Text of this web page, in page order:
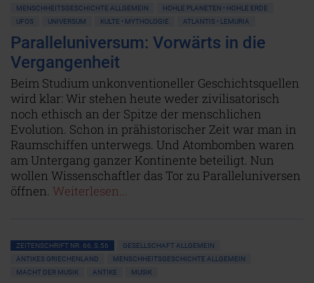
MENSCHHEITSGESCHICHTE ALLGEMEIN
HOHLE PLANETEN • HOHLE ERDE
UFOS
UNIVERSUM KULTE • MYTHOLOGIE ATLANTIS • LEMURIA
Paralleluniversum: Vorwärts in die
Vergangenheit
Beim Studium unkonventioneller Geschichtsquellen
wird klar: Wir stehen heute weder zivilisatorisch
noch ethisch an der Spitze der menschlichen
Evolution. Schon in prähistorischer Zeit war man in
Raumschiffen unterwegs. Und Atombomben waren
am Untergang ganzer Kontinente beteiligt. Nun
wollen Wissenschaftler das Tor zu Paralleluniversen
öffnen. Weiterlesen...
ZEITENSCHRIFT NR. 66, S.56
GESELLSCHAFT ALLGEMEIN
ANTIKES GRIECHENLAND
MENSCHHEITSGESCHICHTE ALLGEMEIN
MACHT DER MUSIK
ANTIKE MUSIK